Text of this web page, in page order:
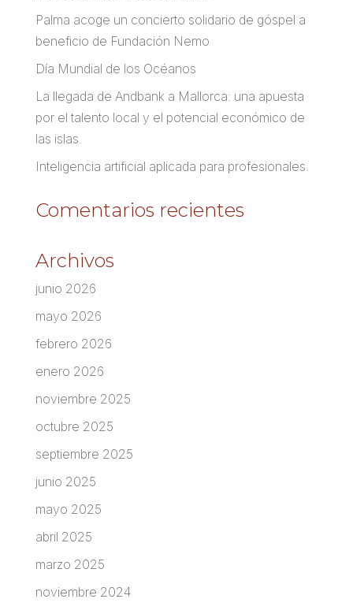
Palma acoge un concierto solidario de góspel a
beneficio de Fundación Nemo
Día Mundial de los Océanos
La llegada de Andbank a Mallorca: una apuesta
por el talento local y el potencial económico de
las islas.
Inteligencia artificial aplicada para profesionales.
Comentarios recientes
Archivos
junio 2026
mayo 2026
febrero 2026
enero 2026
noviembre 2025
octubre 2025
septiembre 2025
junio 2025
mayo 2025
abril 2025
marzo 2025
noviembre 2024